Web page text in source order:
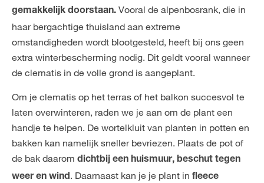
gemakkelijk doorstaan. Vooral de alpenbosrank, die in
haar bergachtige thuisland aan extreme
omstandigheden wordt blootgesteld, heeft bij ons geen
extra winterbescherming nodig. Dit geldt vooral wanneer
de clematis in de volle grond is aangeplant.
Om je clematis op het terras of het balkon succesvol te
laten overwinteren, raden we je aan om de plant een
handje te helpen. De wortelkluit van planten in potten en
bakken kan namelijk sneller bevriezen. Plaats de pot of
de bak daarom dichtbij een huismuur, beschut tegen
weer en wind. Daarnaast kan je je plant in fleece